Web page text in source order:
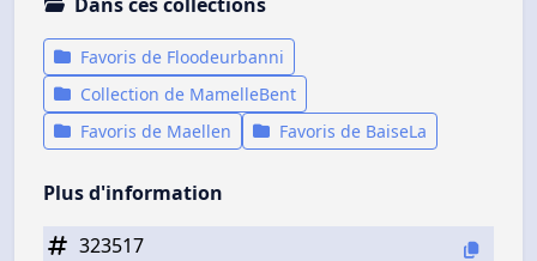
Favoris de Floodeurbanni
Collection de MamelleBent
Favoris de Maellen
Favoris de BaiseLa
Plus d'information
323517